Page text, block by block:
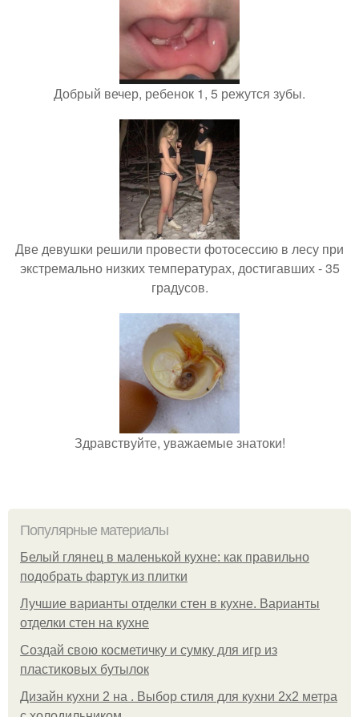
Добрый вечер, ребенок 1, 5 режутся зубы.
Две девушки решили провести фотосессию в лесу при
экстремально низких температурах, достигавших - 35
градусов.
Здравствуйте, уважаемые знатоки!
Популярные материалы
Белый глянец в маленькой кухне: как правильно
подобрать фартук из плитки
Лучшие варианты отделки стен в кухне. Варианты
отделки стен на кухне
Создай свою косметичку и сумку для игр из
пластиковых бутылок
Дизайн кухни 2 на . Выбор стиля для кухни 2х2 метра